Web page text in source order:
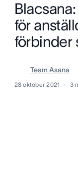
för
förbinder
Team Asana
28 oktober 2021 3